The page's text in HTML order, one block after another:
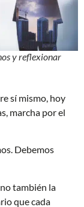
y reflexionar
sí mismo, hoy
marcha por el
Debemos
también la
que cada